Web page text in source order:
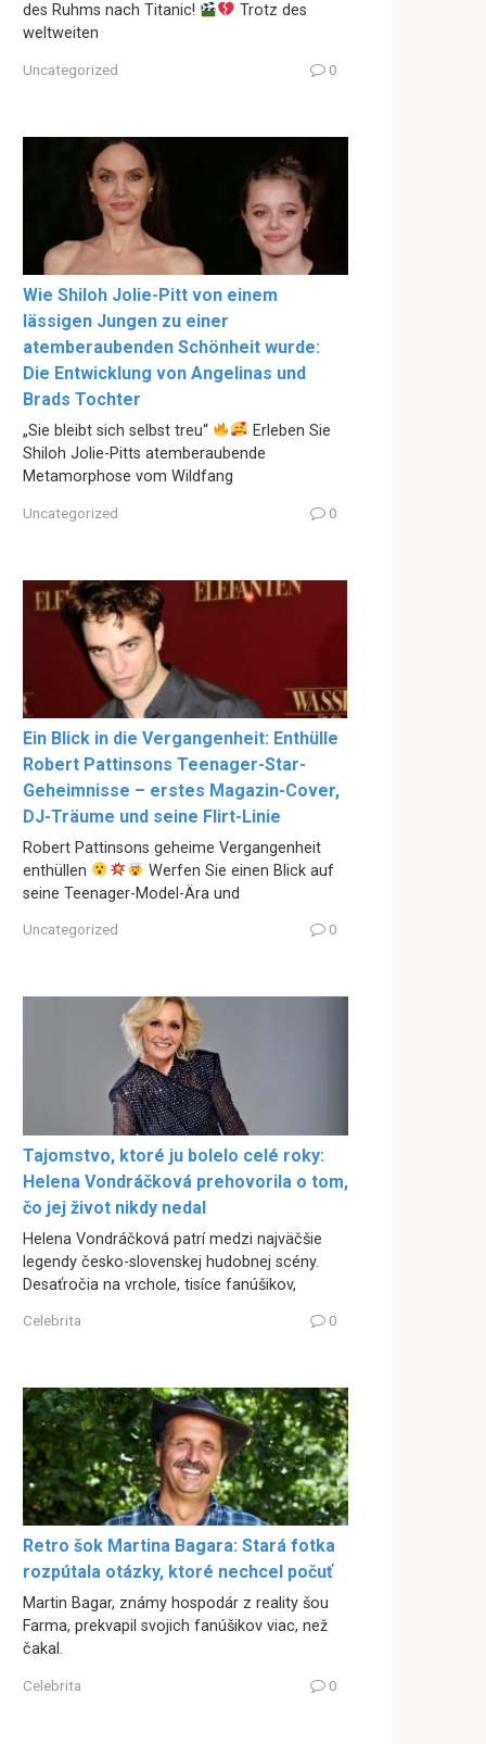
des Ruhms nach Titanic!
Trotz des
weltweiten
Uncategorized 0
Wie Shiloh Jolie-Pitt von einem
lässigen Jungen zu einer
atemberaubenden Schönheit wurde:
Die Entwicklung von Angelinas und
Brads Tochter
„Sie bleibt sich selbst treu“
Erleben Sie
Shiloh Jolie-Pitts atemberaubende
Metamorphose vom Wildfang
Uncategorized 0
Ein Blick in die Vergangenheit: Enthülle
Robert Pattinsons Teenager-Star-
Geheimnisse – erstes Magazin-Cover,
DJ-Träume und seine Flirt-Linie
Robert Pattinsons geheime Vergangenheit
enthüllen
Werfen Sie einen Blick auf
seine Teenager-Model-Ära und
Uncategorized 0
Tajomstvo, ktoré ju bolelo celé roky:
Helena Vondráčková prehovorila o tom,
čo jej život nikdy nedal
Helena Vondráčková patrí medzi najväčšie
legendy česko-slovenskej hudobnej scény.
Desaťročia na vrchole, tisíce fanúšikov,
Celebrita 0
Retro šok Martina Bagara: Stará fotka
rozpútala otázky, ktoré nechcel počuť
Martin Bagar, známy hospodár z reality šou
Farma, prekvapil svojich fanúšikov viac, než
čakal.
Celebrita 0